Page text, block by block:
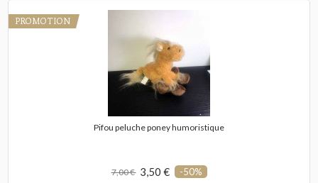
PROMOTION
Pifou peluche poney humoristique
7,00 € 3,50 € -50%